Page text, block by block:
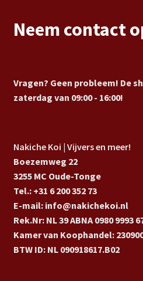
Neem contact
Vragen? Geen probleem! De
zaterdag van 09:00 - 16:00!
Nakiche Koi | Vijvers en meer!
Boezemweg 22
3255 MC Oude-Tonge
Tel.: +31 6 200 352 73
E-mail: info@nakichekoi.nl
Rek.Nr: NL 39 ABNA 0980 9993
Kamer van Koophandel:
BTW ID: NL 090918617.B02